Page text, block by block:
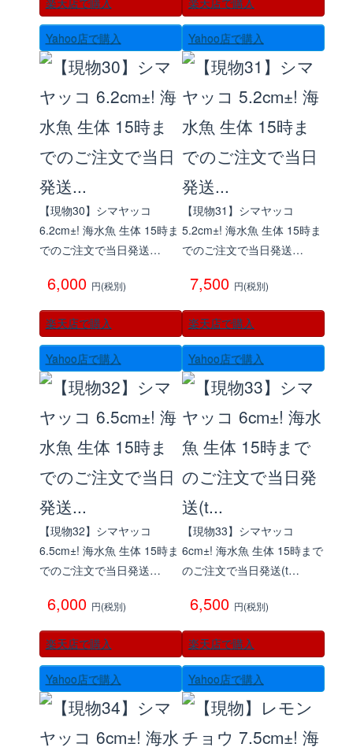
Yahoo店で購入 Yahoo店で購入
【現物30】シマヤッコ
6.2cm±! 海水魚 生体 15時ま
でのご注文で当日発送…
6,000 円(税別)
楽天店で購入
Yahoo店で購入
【現物31】シマヤッコ
5.2cm±! 海水魚 生体 15時ま
でのご注文で当日発送…
7,500 円(税別)
楽天店で購入
Yahoo店で購入
【現物32】シマヤッコ
6.5cm±! 海水魚 生体 15時ま
でのご注文で当日発送…
6,000 円(税別)
楽天店で購入
Yahoo店で購入
【現物33】シマヤッコ
6cm±! 海水魚 生体 15時まで
のご注文で当日発送(t…
6,500 円(税別)
楽天店で購入
Yahoo店で購入